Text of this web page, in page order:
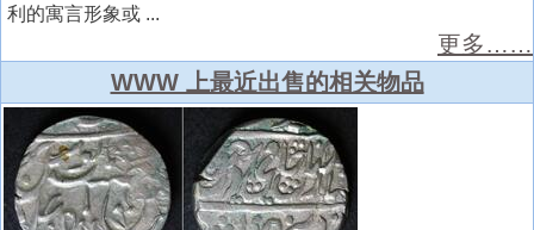
利的寓言形象或 ...
更多……
WWW 上最近出售的相关物品